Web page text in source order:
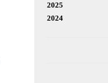
2025
2024